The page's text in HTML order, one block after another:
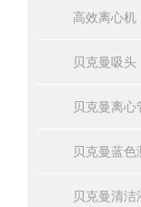
高效离心机
贝克曼吸头
贝克曼离心
贝克曼蓝色
贝克曼清洁